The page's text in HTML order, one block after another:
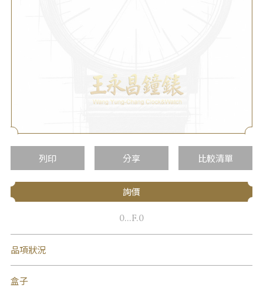
列印 分享 比較清單
詢價
0...F.0
品項狀況
盒子